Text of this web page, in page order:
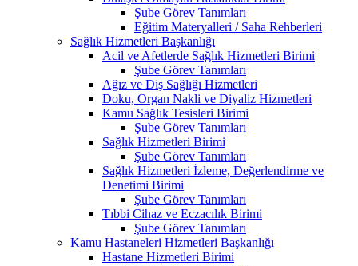
Şube Görev Tanımları
Eğitim Materyalleri / Saha Rehberleri
Sağlık Hizmetleri Başkanlığı
Acil ve Afetlerde Sağlık Hizmetleri Birimi
Şube Görev Tanımları
Ağız ve Diş Sağlığı Hizmetleri
Doku, Organ Nakli ve Diyaliz Hizmetleri
Kamu Sağlık Tesisleri Birimi
Şube Görev Tanımları
Sağlık Hizmetleri Birimi
Şube Görev Tanımları
Sağlık Hizmetleri İzleme, Değerlendirme ve
Denetimi Birimi
Şube Görev Tanımları
Tıbbi Cihaz ve Eczacılık Birimi
Şube Görev Tanımları
Kamu Hastaneleri Hizmetleri Başkanlığı
Hastane Hizmetleri Birimi